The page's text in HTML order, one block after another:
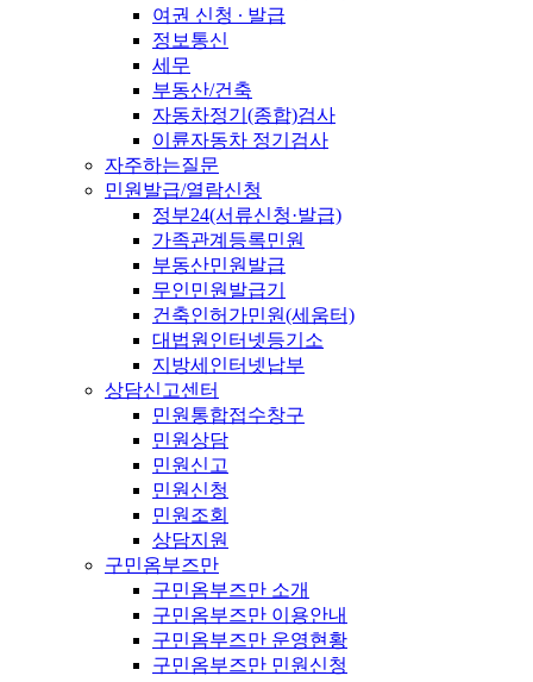
여권 신청 ∙ 발급
정보통신
세무
부동산/건축
자동차정기(종합)검사
이륜자동차 정기검사
자주하는질문
민원발급/열람신청
정부24(서류신청·발급)
가족관계등록민원
부동산민원발급
무인민원발급기
건축인허가민원(세움터)
대법원인터넷등기소
지방세인터넷납부
상담신고센터
민원통합접수창구
민원상담
민원신고
민원신청
민원조회
상담지원
구민옴부즈만
구민옴부즈만 소개
구민옴부즈만 이용안내
구민옴부즈만 운영현황
구민옴부즈만 민원신청